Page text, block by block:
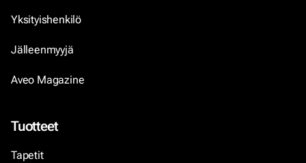
Yksityishenkilö
Jälleenmyyjä
Aveo Magazine
Tuotteet
Tapetit